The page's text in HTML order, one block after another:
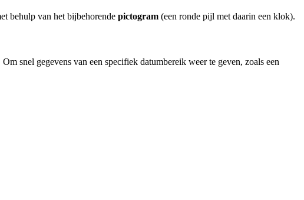
behulp van het bijbehorende pictogram (een ronde pijl met daarin een klok).
snel gegevens van een specifiek datumbereik weer te geven, zoals een